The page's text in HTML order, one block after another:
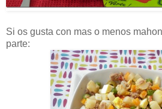
Si os gusta con mas o menos
parte: